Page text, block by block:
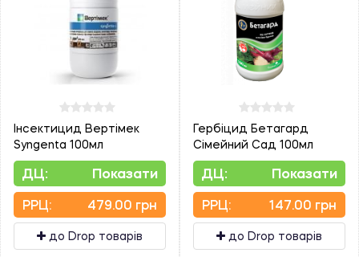
Інсектицид Вертімек
Syngenta 100мл
ДЦ: Показати
PPЦ: 479.00 грн
до Drop товарів
Гербіцид Бетагард
Сімейний Сад 100мл
ДЦ: Показати
PPЦ: 147.00 грн
до Drop товарів